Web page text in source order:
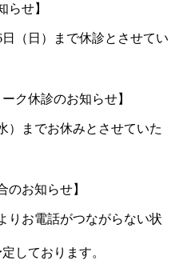
らせ】
（日）まで休診とさせてい
ク休診のお知らせ】
）までお休みとさせていた
のお知らせ】
りお電話がつながらない状
しております。